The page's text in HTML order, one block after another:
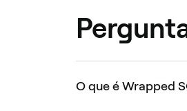
O que é Wrapped